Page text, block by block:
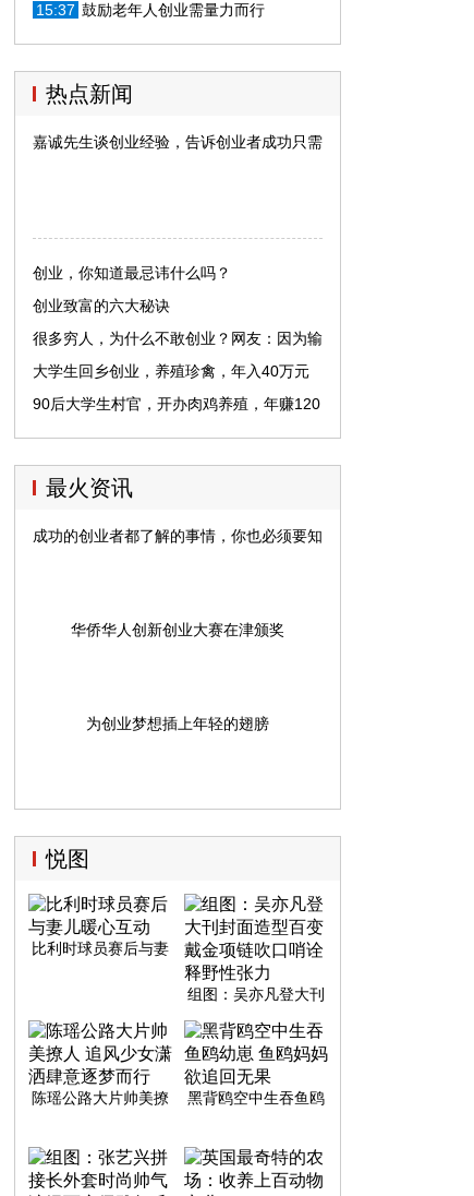
性格真的有关系么？
15:37 鼓励老年人创业需量力而行
热点新闻
嘉诚先生谈创业经验，告诉创业者成功只需这几点就能改变命运！
创业，你知道最忌讳什么吗？
创业致富的六大秘诀
很多穷人，为什么不敢创业？网友：因为输
不起！
大学生回乡创业，养殖珍禽，年入40万元
90后大学生村官，开办肉鸡养殖，年赚120
万元
最火资讯
成功的创业者都了解的事情，你也必须要知道
华侨华人创新创业大赛在津颁奖
为创业梦想插上年轻的翅膀
悦图
比利时球员赛后与妻
组图：吴亦凡登大刊
链吹口哨诠释野性张
力
陈瑶公路大片帅美撩
黑背鸥空中生吞鱼鸥